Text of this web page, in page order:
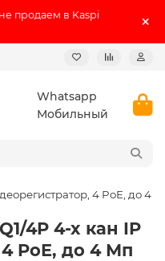
продаем в Kaspi
Whatsapp
Мобильный
4 PoE, до 4
4P 4-x кан IP
PoE, до 4 Мп